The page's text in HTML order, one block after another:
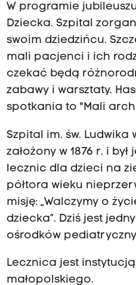
W programie
Dziecka. Szpital
swoim dziedzińcu.
mali pacjenci i ich
czekać będą
zabawy i warsztaty.
spotkania to "Mali
Szpital im. św. Ludwika
założony w 1876 r. i
lecznic dla dzieci na
półtora wieku
misję: „Walczymy o
dziecka”. Dziś jest
ośrodków
Lecznica jest
małopolskiego.